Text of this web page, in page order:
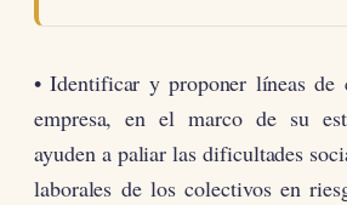
• Identificar y proponer líneas de
empresa, en el marco de su
ayuden a paliar las dificultades
laborales de los colectivos en